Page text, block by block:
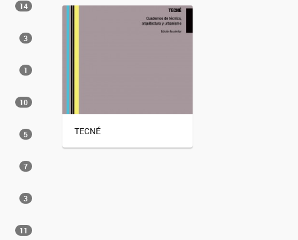
14
3
1
10
5
7
3
11
TECNÉ